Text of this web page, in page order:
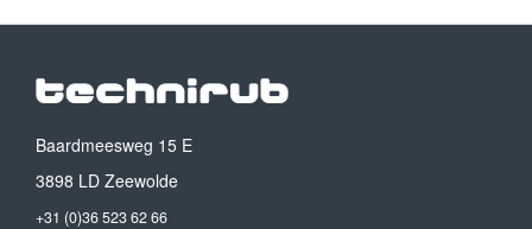
Baardmeesweg 15 E
3898 LD Zeewolde
+31 (0)36 523 62 66